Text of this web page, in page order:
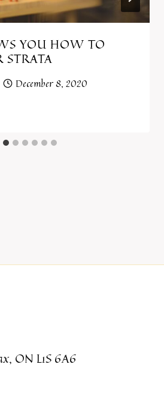
YOU HOW TO
STRATA
December 8, 2020
ON L1S 6A6